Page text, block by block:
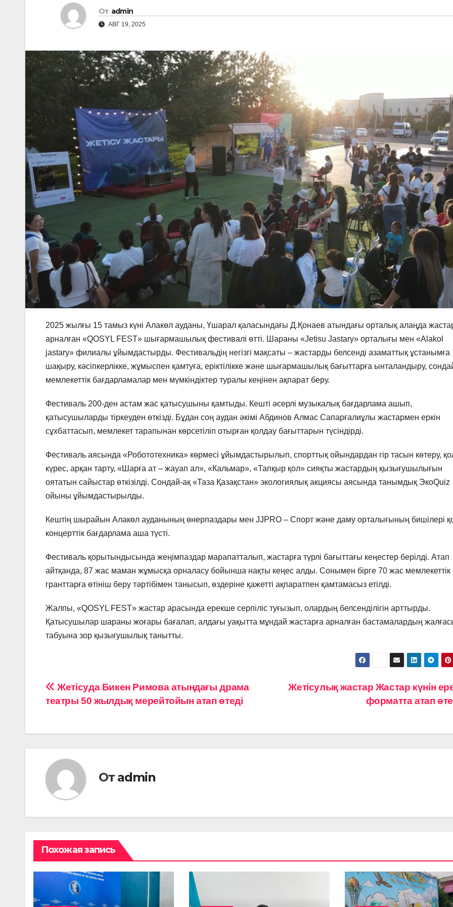
От admin
АВГ 19, 2025
2025 жылғы 15 тамыз күні Алакөл ауданы, Үшарал қаласындағы Д.Қонаев атындағы орталық алаңда
арналған «QOSYL FEST» шығармашылық фестивалі өтті. Шараны «Jetisu Jastary» орталығы мен «Alakol
jastary» филиалы ұйымдастырды. Фестивальдің негізгі мақсаты – жастарды белсенді азаматтық ұстанымға
шақыру, кәсіпкерлікке, жұмыспен қамтуға, еріктілікке және шығармашылық бағыттарға ынталандыру,
мемлекеттік бағдарламалар мен мүмкіндіктер туралы кеңінен ақпарат беру.
Фестиваль 200-ден астам жас қатысушыны қамтыды. Кешті әсерлі музыкалық бағдарлама ашып,
қатысушыларды тіркеуден өткізді. Бұдан соң аудан әкімі Абдинов Алмас Сапарғалиұлы жастармен еркін
сұхбаттасып, мемлекет тарапынан көрсетіліп отырған қолдау бағыттарын түсіндірді.
Фестиваль аясында «Робототехника» көрмесі ұйымдастырылып, спорттық ойындардан гір тасын көтеру,
күрес, арқан тарту, «Шарға ат – жауап ал», «Кальмар», «Тапқыр қол» сияқты жастардың қызығушылығын
оятатын сайыстар өткізілді. Сондай-ақ «Таза Қазақстан» экологиялық акциясы аясында танымдық ЭкоQuiz
ойыны ұйымдастырылды.
Кештің шырайын Алакөл ауданының өнерпаздары мен JJPRO – Спорт және даму орталығының бишілері
концерттік бағдарлама аша түсті.
Фестиваль қорытындысында жеңімпаздар марапатталып, жастарға түрлі бағыттағы кеңестер берілді. Атап
айтқанда, 87 жас маман жұмысқа орналасу бойынша нақты кеңес алды. Сонымен бірге 70 жас мемлекеттік
гранттарға өтініш беру тәртібімен танысып, өздеріне қажетті ақпаратпен қамтамасыз етілді.
Жалпы, «QOSYL FEST» жастар арасында ерекше серпіліс туғызып, олардың белсенділігін арттырды.
Қатысушылар шараны жоғары бағалап, алдағы уақытта мұндай жастарға арналған бастамалардың
табуына зор қызығушылық танытты.
Навигация
записям
Жетісулық жастар Жастар күнін
форматта атап
Жетісуда Бикен Римова атындағы драма
театры 50 жылдық мерейтойын атап өтеді
От admin
Похожая запись